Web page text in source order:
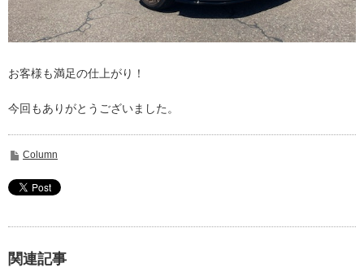
お客様も満足の仕上がり！
今回もありがとうございました。
Column
関連記事